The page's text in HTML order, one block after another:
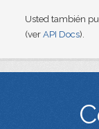
Usted también
(ver API Docs).